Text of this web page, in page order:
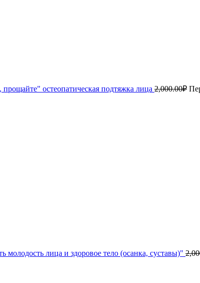
остеопатическая подтяжка лица 2,000.00₽
молодость лица и здоровое тело (осанка, суставы)"